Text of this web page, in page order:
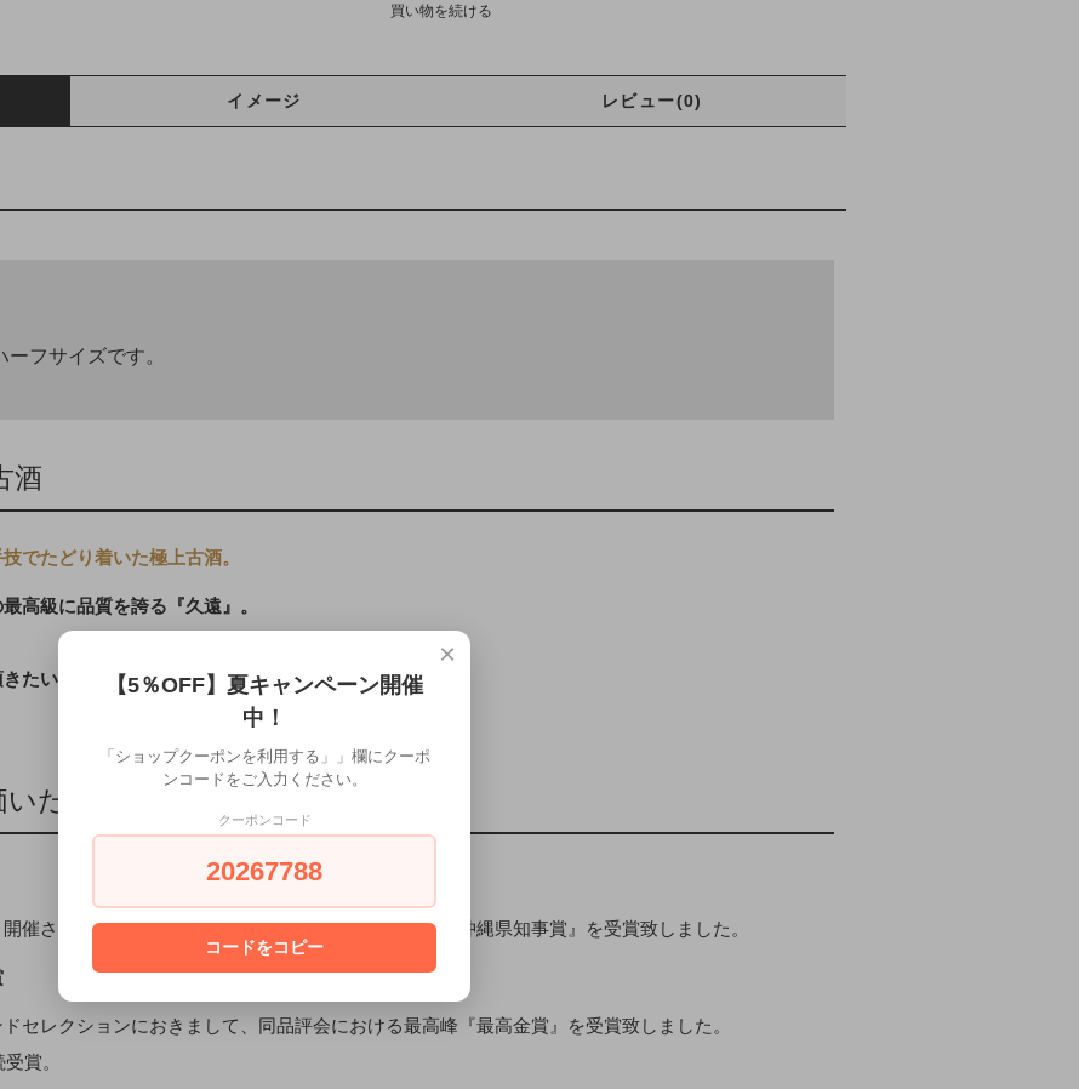
買い物を続ける
イメージ レビュー(0)
フサイズです。
酒
でたどり着いた極上古酒。
高級に品質を誇る『久遠』。
たい逸品です。
ただいております。
催されております泡盛鑑評会において最高賞である『沖縄県知事賞』を受賞致しました。
セレクションにおきまして、同品評会における最高峰『最高金賞』を受賞致しました。
賞。
×
【5％OFF】夏キャンペーン開催
中！
「ショップクーポンを利用する」」欄にクーポ
ンコードをご入力ください。
クーポンコード
20267788
コードをコピー